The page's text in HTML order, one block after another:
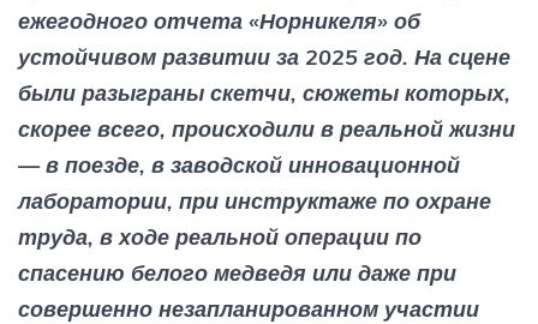
ежегодного отчета «Норникеля» об
устойчивом развитии за 2025 год. На сцене
были разыграны скетчи, сюжеты которых,
скорее всего, происходили в реальной жизни
— в поезде, в заводской инновационной
лаборатории, при инструктаже по охране
труда, в ходе реальной операции по
спасению белого медведя или даже при
совершенно незапланированном участии